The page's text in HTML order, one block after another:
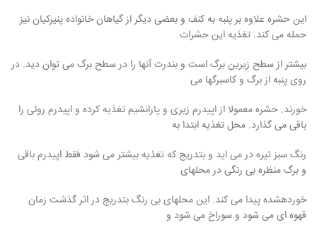
این حشره علاوه بر پنبه به کنف و بعضی دیگر از گیاهان خانواده پنیرکیان نیز
حمله می کند. تغذیه این حشرات
بیشتر از سطح زیرین برگ است و بندرت آنها را در سطح برگ می توان دید. در
روی پنبه از برگ و کاسبرگها می
خورند. حشره معمولا از اپیدرم زیری و پارانشیم تغذیه کرده و اپیدرم روئی را
باقی می گذارد. محل تغذیه ابتدا به
رنگ سبز تیره در می اید و بتدریج که تغذیه بیشتر می شود فقط اپیدرم باقی
و برگ منظره بی رنگی در محلهای
خوردهشده پیدا می کند. این محلهای بی رنگ بتدریج در اثر گذشت زمان
قهوه ای می شود و سوراخ می شود و